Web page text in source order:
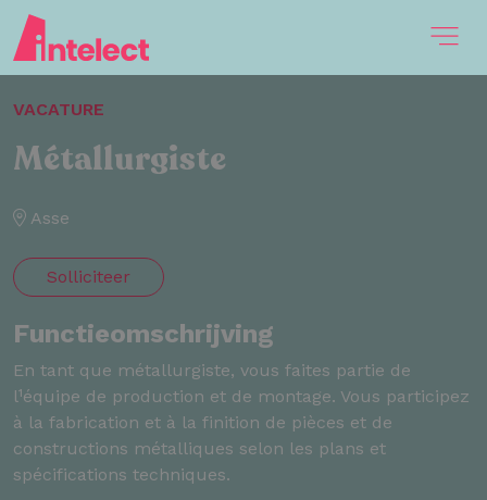
VACATURE
Métallurgiste
Asse
Solliciteer
Functieomschrijving
En tant que métallurgiste, vous faites partie de
l¹équipe de production et de montage. Vous participez
à la fabrication et à la finition de pièces et de
constructions métalliques selon les plans et
spécifications techniques.